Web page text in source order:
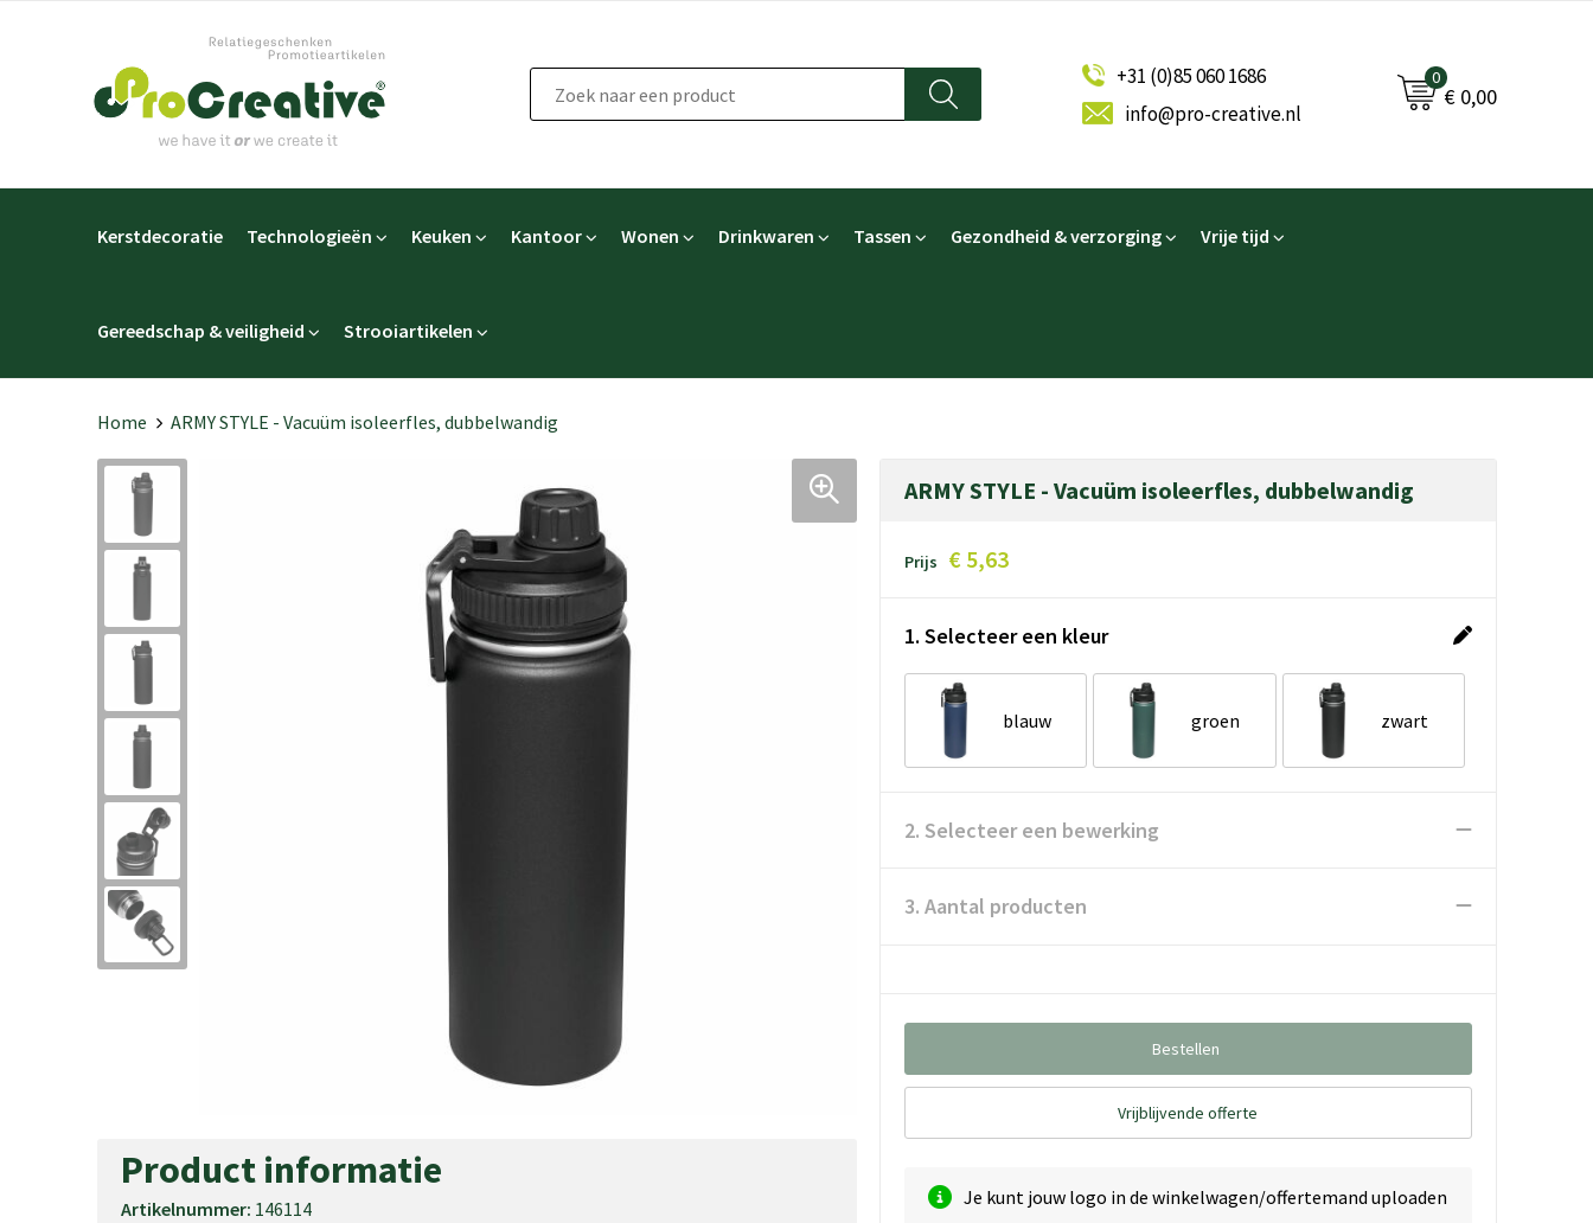
+31 (0)85 060 1686
info@pro-creative.nl
0
€ 0,00
Kerstdecoratie Technologieën Keuken Kantoor Wonen Drinkwaren Tassen Gezondheid & verzorging Vrije tijd
Gereedschap & veiligheid Strooiartikelen
Home ARMY STYLE - Vacuüm isoleerfles, dubbelwandig
Product informatie
Artikelnummer: 146114
ARMY STYLE - Vacuüm isoleerfles, dubbelwandig
Prijs € 5,63
1. Selecteer een kleur
blauw groen zwart
2. Selecteer een bewerking
3. Aantal producten
Bestellen
Vrijblijvende offerte
Je kunt jouw logo in de winkelwagen/offertemand uploaden